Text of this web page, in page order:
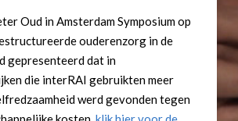
Oud in Amsterdam Symposium op
ouderenzorg in de
gepresenteerd dat in
die interRAI gebruikten meer
werd gevonden tegen